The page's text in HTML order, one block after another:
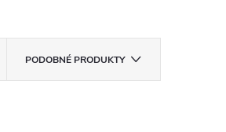
PODOBNÉ PRODUKTY